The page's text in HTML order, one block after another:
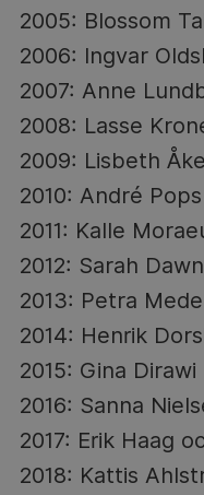
2005: Blossom
2006: Ingvar
2007: Anne
2008: Lasse
2009: Lisbeth
2010: André Pops
2011: Kalle
2012: Sarah
2013: Petra Mede
2014: Henrik
2015: Gina Dirawi
2016: Sanna
2017: Erik Haag
2018: Kattis